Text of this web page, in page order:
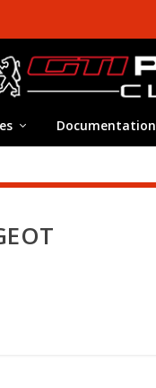
Documentation